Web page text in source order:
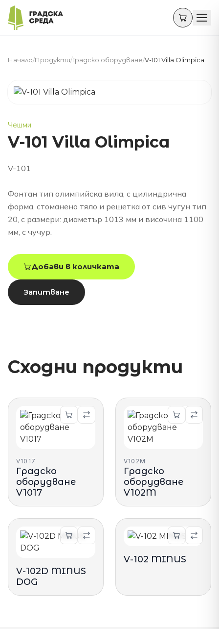
Начало/Продукти/Градско оборудване/V-101 Villa Olimpica
Чешми
V-101 Villa Olimpica
V-101
Фонтан тип олимпийска вила, с цилиндрична
форма, стоманено тяло и решетка от сив чугун тип
20, с размери: диаметър 1013 мм и височина 1100
мм, с чучур.
Добави в количката
Запитване
Сходни продукти
V1017
Градско
оборудване
V1017
V102M
Градско
оборудване
V102M
V-102D MINUS
DOG
V-102 MINUS